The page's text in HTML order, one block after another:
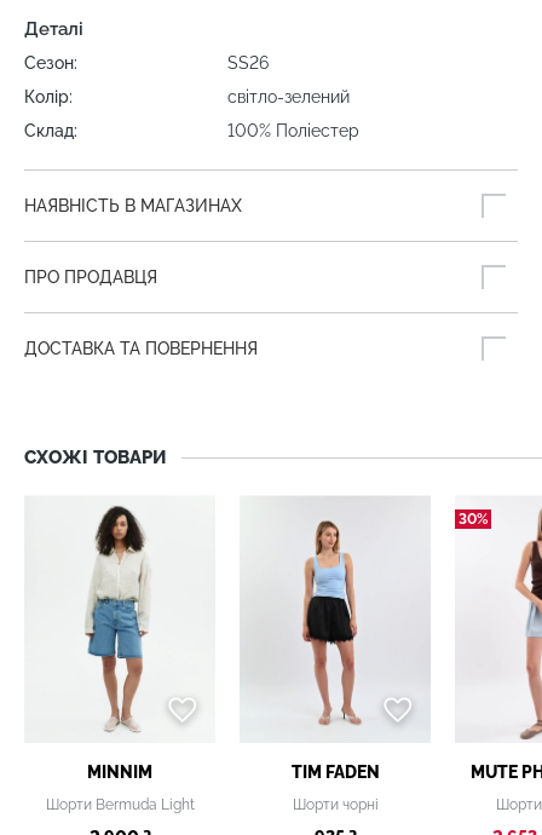
Деталі
Сезон:
SS26
Колір:
світло-зелений
Склад:
100% Поліестер
НАЯВНІСТЬ В МАГАЗИНАХ
ПРО ПРОДАВЦЯ
ДОСТАВКА ТА ПОВЕРНЕННЯ
СХОЖІ ТОВАРИ
MINNIM
Шорти Bermuda Light
TIM FADEN
Шорти чорні
30%
MUTE
Шорти